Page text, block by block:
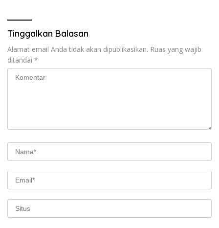
Tinggalkan Balasan
Alamat email Anda tidak akan dipublikasikan. Ruas yang wajib
ditandai *